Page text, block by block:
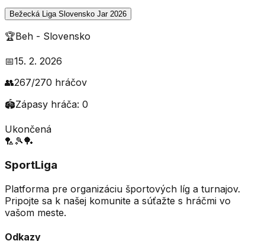
Bežecká Liga Slovensko Jar 2026
🏆Beh - Slovensko
📅15. 2. 2026
👥267/270 hráčov
🏟️Zápasy hráča: 0
Ukončená
🏸 🎾🏓
SportLiga
Platforma pre organizáciu športových líg a turnajov.
Pripojte sa k našej komunite a súťažte s hráčmi vo
vašom meste.
Odkazy